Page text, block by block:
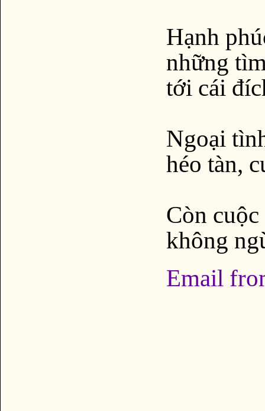
Hạnh
những
tới cái
Ngoại
héo tàn,
Còn
không
Email